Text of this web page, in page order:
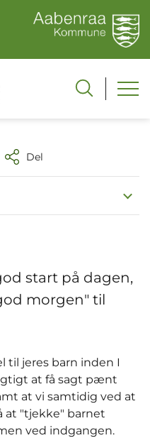
Del
start på dagen,
morgen" til
til jeres barn inden I
at få sagt pænt
at vi samtidig ved at
at "tjekke" barnet
ved indgangen.